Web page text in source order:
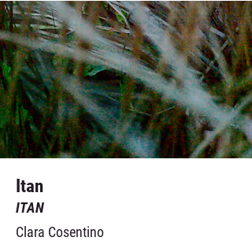
Itan
ITAN
Clara Cosentino